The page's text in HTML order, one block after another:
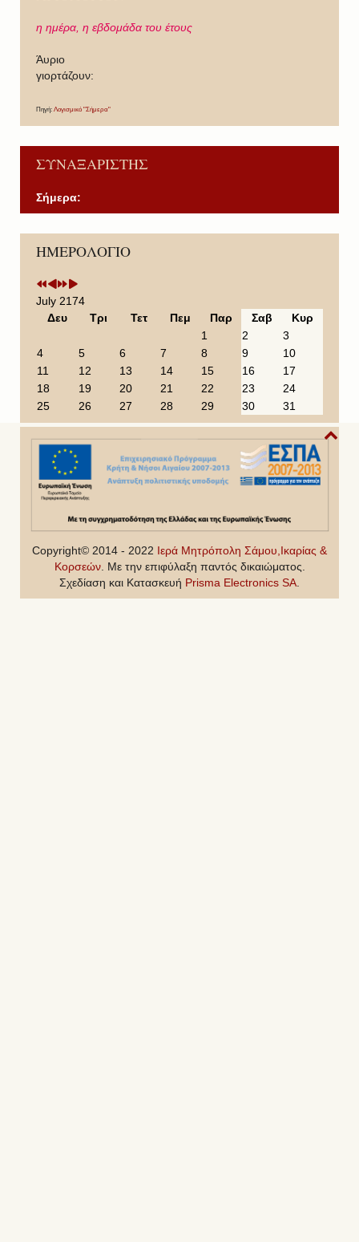
η ημέρα, η εβδομάδα του έτους
Άυριο
γιορτάζουν:
Πηγή: Λογισμικό "Σήμερα"
ΣΥΝΑΞΑΡΙΣΤΗΣ
Σήμερα:
ΗΜΕΡΟΛΟΓΙΟ
P
r
v
i
s
e
a
r
P
r
v
i
o
o
n
t
h
N
e
t
Y
e
N
e
t
M
July 2174
Δευ
Τρι Τετ Πεμ Παρ Σαβ
Κυρ
1
2
3
4
5 6 7 8 9
10
11
12 13 14 15 16
17
18
19 20 21 22 23
24
25
26 27 28 29 30 31
Copyright© 2014 - 2022 Ιερά Μητρόπολη Σάμου,Ικαρίας &
Κορσεών. Με την επιφύλαξη παντός δικαιώματος.
Σχεδίαση και Κατασκευή Prisma Electronics SA